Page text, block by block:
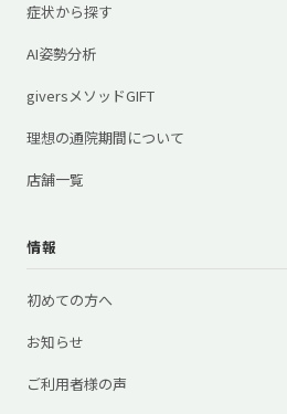
症状から探す
AI姿勢分析
giversメソッドGIFT
理想の通院期間について
店舗一覧
情報
初めての方へ
お知らせ
ご利用者様の声